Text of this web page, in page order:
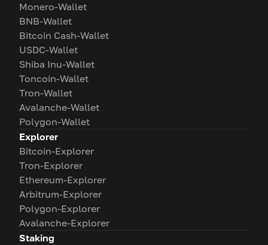
Monero-Wallet
BNB-Wallet
Bitcoin Cash-Wallet
USDC-Wallet
Shiba Inu-Wallet
Toncoin-Wallet
Tron-Wallet
Avalanche-Wallet
Polygon-Wallet
Explorer
Bitcoin-Explorer
Tron-Explorer
Ethereum-Explorer
Arbitrum-Explorer
Polygon-Explorer
Avalanche-Explorer
Staking